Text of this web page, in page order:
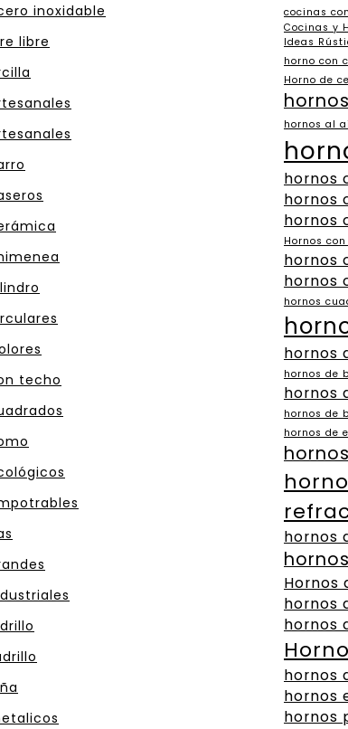
inoxidable
libre
techo
cocinas
Cocinas y
Ideas
horno con
Horno de
hornos al
hornos
hornos
hornos
Hornos
hornos
hornos
hornos
hornos
hornos de
hornos
hornos de
hornos de
hornos
Hornos
hornos
hornos
hornos
hornos
hornos